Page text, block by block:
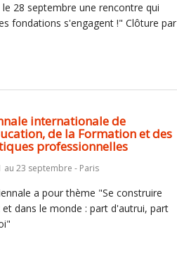
28 septembre une rencontre qui
fondations s'engagent !" Clôture par
internationale de
de la Formation et des
professionnelles
au 23 septembre - Paris
a pour thème "Se construire
et dans le monde : part d'autrui, part